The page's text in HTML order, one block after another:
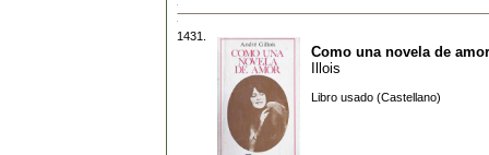
1431.
Como una novela de amor
Illois
Libro usado (Castellano)